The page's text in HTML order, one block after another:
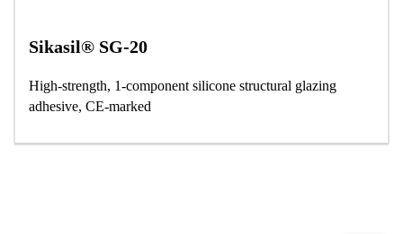
Sikasil® SG-20
High-strength, 1-component silicone structural glazing
adhesive, CE-marked